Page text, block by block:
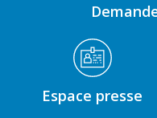
Espace presse